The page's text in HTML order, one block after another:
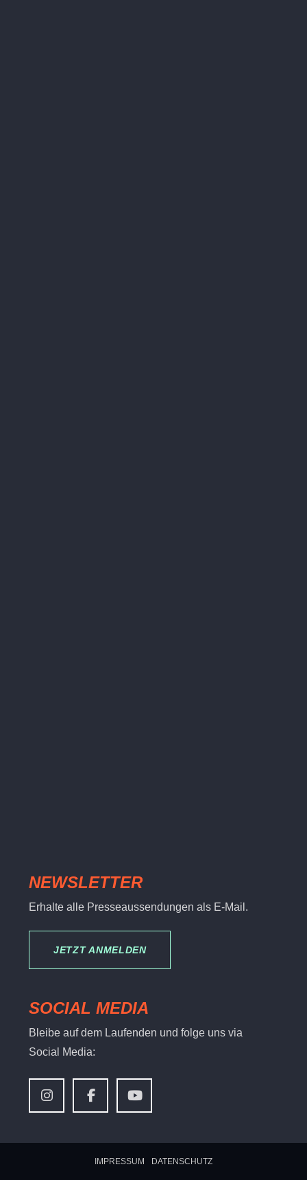
NEWSLETTER
Erhalte alle Presseaussendungen als E-Mail.
JETZT ANMELDEN
SOCIAL MEDIA
Bleibe auf dem Laufenden und folge uns via
Social Media:
IMPRESSUM DATENSCHUTZ